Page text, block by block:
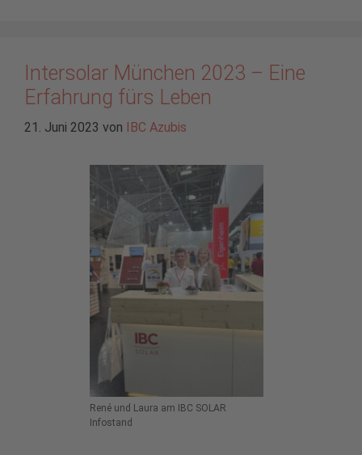
Intersolar München 2023 – Eine
Erfahrung fürs Leben
21. Juni 2023 von IBC Azubis
René und Laura am IBC SOLAR
Infostand